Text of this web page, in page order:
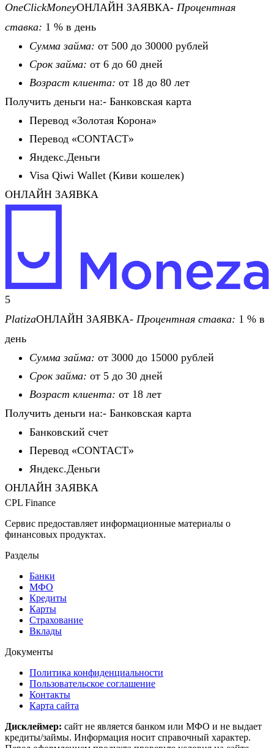
OneClickMoneyОНЛАЙН ЗАЯВКА- Процентная
ставка: 1 % в день
Сумма займа: от 500 до 30000 рублей
Срок займа: от 6 до 60 дней
Возраст клиента: от 18 до 80 лет
Получить деньги на:- Банковская карта
Перевод «Золотая Корона»
Перевод «CONTACT»
Яндекс.Деньги
Visa Qiwi Wallet (Киви кошелек)
ОНЛАЙН ЗАЯВКА
5
PlatizaОНЛАЙН ЗАЯВКА- Процентная ставка: 1 % в
день
Сумма займа: от 3000 до 15000 рублей
Срок займа: от 5 до 30 дней
Возраст клиента: от 18 лет
Получить деньги на:- Банковская карта
Банковский счет
Перевод «CONTACT»
Яндекс.Деньги
ОНЛАЙН ЗАЯВКА
CPL Finance
Сервис предоставляет информационные материалы о
финансовых продуктах.
Разделы
Банки
МФО
Кредиты
Карты
Страхование
Вклады
Документы
Политика конфиденциальности
Пользовательское соглашение
Контакты
Карта сайта
Дисклеймер: сайт не является банком или МФО и не выдает
кредиты/займы. Информация носит справочный характер.